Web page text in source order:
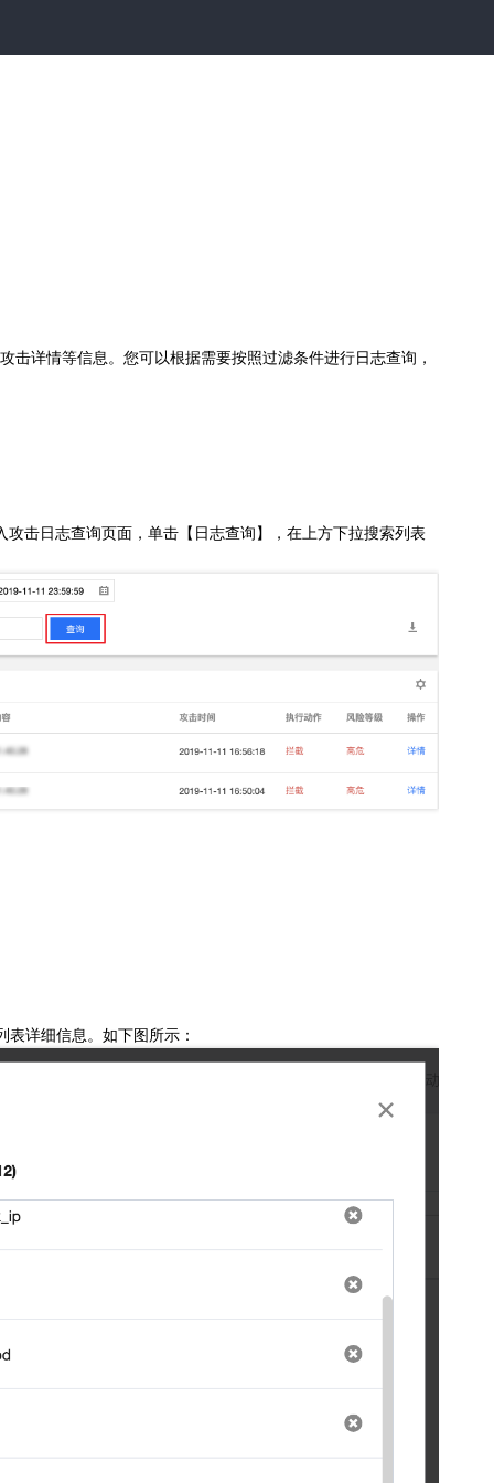
详情等信息。您可以根据需要按照过滤条件进行日志查询，
击日志查询页面，单击【日志查询】，在上方下拉搜索列表
详细信息。如下图所示：